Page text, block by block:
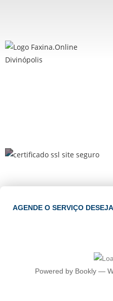
AGENDE O SERVIÇO
Powered by Bookly—